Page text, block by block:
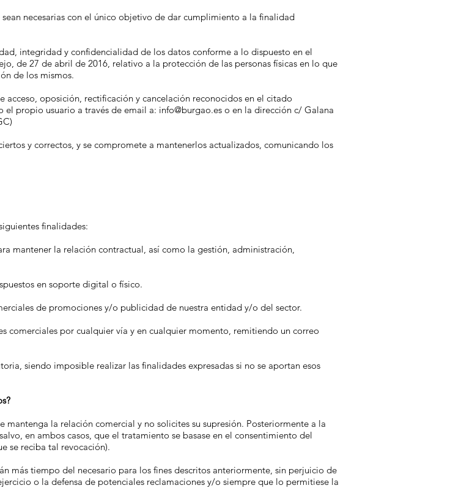
necesarias con el único objetivo de dar cumplimiento a la finalidad
integridad y confidencialidad de los datos conforme a lo dispuesto en el
de 27 de abril de 2016, relativo a la protección de las personas físicas en lo que
de los mismos.
oposición, rectificación y cancelación reconocidos en el citado
el propio usuario a través de email a: info@burgao.es o en la dirección c/ Galana
y correctos, y se compromete a mantenerlos actualizados, comunicando los
finalidades:
mantener la relación contractual, así como la gestión, administración,
en soporte digital o físico.
de promociones y/o publicidad de nuestra entidad y/o del sector.
comerciales por cualquier vía y en cualquier momento, remitiendo un correo
siendo imposible realizar las finalidades expresadas si no se aportan esos
mantenga la relación comercial y no solicites su supresión. Posteriormente a la
en ambos casos, que el tratamiento se basase en el consentimiento del
se reciba tal revocación).
más tiempo del necesario para los fines descritos anteriormente, sin perjuicio de
o la defensa de potenciales reclamaciones y/o siempre que lo permitiese la